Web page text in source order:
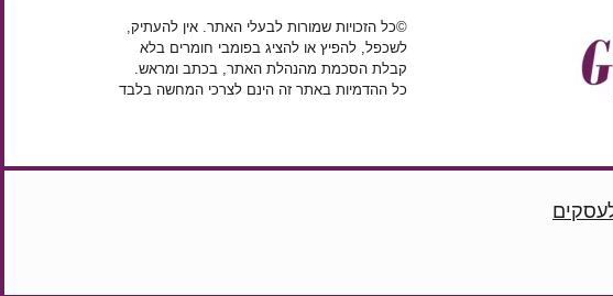
©כל הזכויות שמורות לבעלי האתר. אין להעתיק,
לשכפל, להפיץ או להציג בפומבי חומרים בלא
קבלת הסכמת מהנהלת האתר, בכתב ומראש.
כל ההדמיות באתר זה הינם לצרכי המחשה בלבד